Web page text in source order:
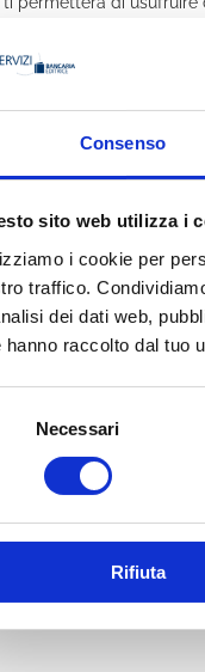
Consenso
sito web utilizza i
i cookie per
traffico.
dei dati web,
hanno raccolto dal tuo
Necessari
Rifiuta
obbligatori
sulla